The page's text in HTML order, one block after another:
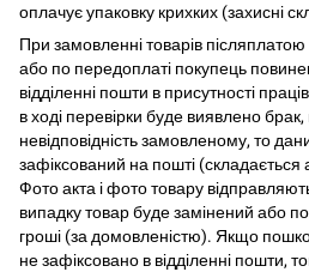
оплачує упаковку крихких (захисні
При замовленні товарів
або по передоплаті покупець
відділенні пошти в присутності
в ході перевірки буде виявлено
невідповідність замовленому, то
зафіксований на пошті
Фото акта і фото товару
випадку товар буде замінений або
гроші (за домовленістю). Якщо
не зафіксовано в відділенні пошти,